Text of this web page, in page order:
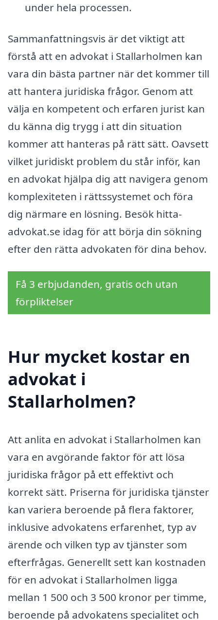
under hela processen.
Sammanfattningsvis är det viktigt att
förstå att en advokat i Stallarholmen kan
vara din bästa partner när det kommer till
att hantera juridiska frågor. Genom att
välja en kompetent och erfaren jurist kan
du känna dig trygg i att din situation
kommer att hanteras på rätt sätt. Oavsett
vilket juridiskt problem du står inför, kan
en advokat hjälpa dig att navigera genom
komplexiteten i rättssystemet och föra
dig närmare en lösning. Besök hitta-
advokat.se idag för att börja din sökning
efter den rätta advokaten för dina behov.
Få 3 erbjudanden, gratis och utan
förpliktelser
Hur mycket kostar en
advokat i
Stallarholmen?
Att anlita en advokat i Stallarholmen kan
vara en avgörande faktor för att lösa
juridiska frågor på ett effektivt och
korrekt sätt. Priserna för juridiska tjänster
kan variera beroende på flera faktorer,
inklusive advokatens erfarenhet, typ av
ärende och vilken typ av tjänster som
efterfrågas. Generellt sett kan kostnaden
för en advokat i Stallarholmen ligga
mellan 1 500 och 3 500 kronor per timme,
beroende på advokatens specialitet och